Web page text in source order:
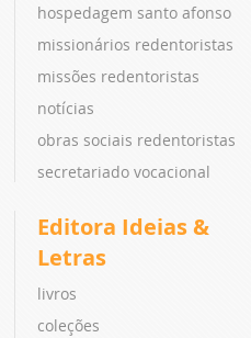
hospedagem santo afonso
missionários redentoristas
missões redentoristas
notícias
obras sociais redentoristas
secretariado vocacional
Editora Ideias &
Letras
livros
coleções